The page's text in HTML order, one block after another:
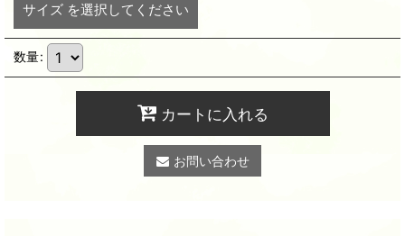
サイズ を選択してください
数量:
カートに入れる
お問い合わせ